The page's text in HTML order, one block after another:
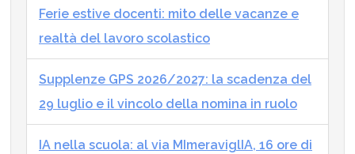
Ferie estive docenti: mito delle vacanze e
realtà del lavoro scolastico
Supplenze GPS 2026/2027: la scadenza del
29 luglio e il vincolo della nomina in ruolo
IA nella scuola: al via MImeraviglIA, 16 ore di